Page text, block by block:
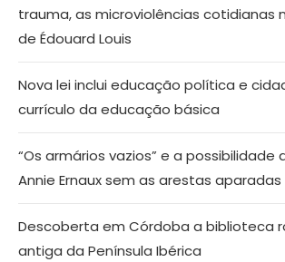
trauma, as microviolências cotidianas
de Édouard Louis
Nova lei inclui educação política e
currículo da educação básica
“Os armários vazios” e a possibilidade
Annie Ernaux sem as arestas aparadas
Descoberta em Córdoba a biblioteca
antiga da Península Ibérica